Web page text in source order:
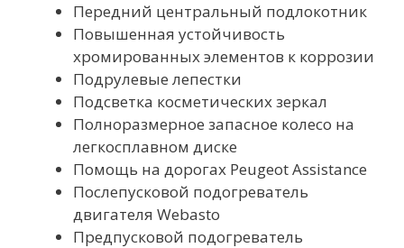
Передний центральный подлокотник
Повышенная устойчивость
хромированных элементов к коррозии
Подрулевые лепестки
Подсветка косметических зеркал
Полноразмерное запасное колесо на
легкосплавном диске
Помощь на дорогах Peugeot Assistance
Послепусковой подогреватель
двигателя Webasto
Предпусковой подогреватель